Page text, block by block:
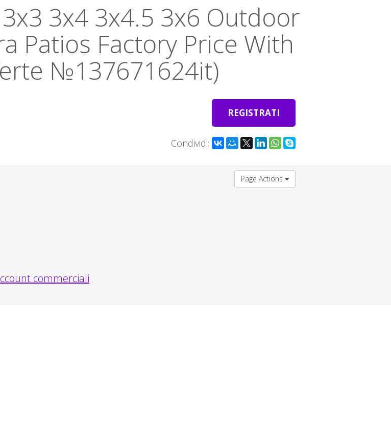
3x4 3x4.5 3x6 Outdoor
Patios Factory Price With
№137671624it)
REGISTRATI
Condividi:
Page Actions
commerciali